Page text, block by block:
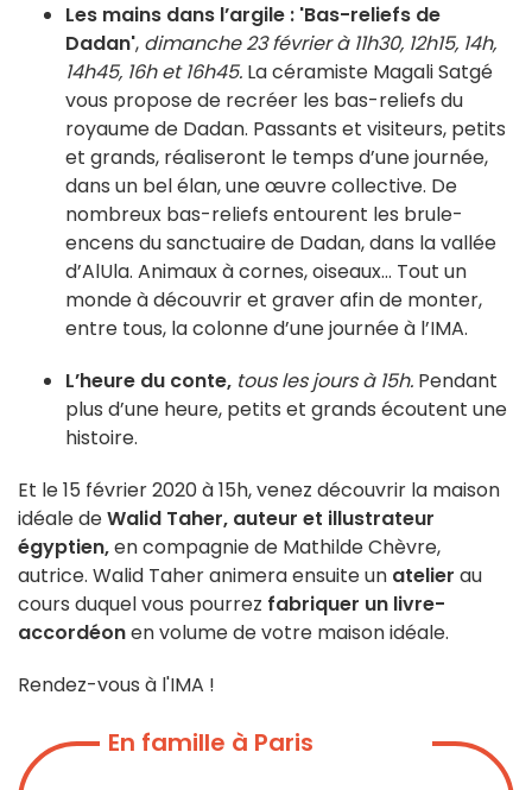
Les mains dans l’argile : 'Bas-reliefs de
Dadan', dimanche 23 février à 11h30, 12h15, 14h,
14h45, 16h et 16h45. La céramiste Magali Satgé
vous propose de recréer les bas-reliefs du
royaume de Dadan. Passants et visiteurs, petits
et grands, réaliseront le temps d’une journée,
dans un bel élan, une œuvre collective. De
nombreux bas-reliefs entourent les brule-
encens du sanctuaire de Dadan, dans la vallée
d’AlUla. Animaux à cornes, oiseaux... Tout un
monde à découvrir et graver afin de monter,
entre tous, la colonne d’une journée à l’IMA.
L’heure du conte, tous les jours à 15h. Pendant
plus d’une heure, petits et grands écoutent une
histoire.
Et le 15 février 2020 à 15h, venez découvrir la maison
idéale deWalid Taher, auteur et illustrateur
égyptien,en compagnie de Mathilde Chèvre,
autrice. Walid Taher animera ensuite un atelier au
cours duquel vous pourrez fabriquer un livre-
accordéonen volume de votre maison idéale.
Rendez-vous à l'IMA !
En famille à Paris